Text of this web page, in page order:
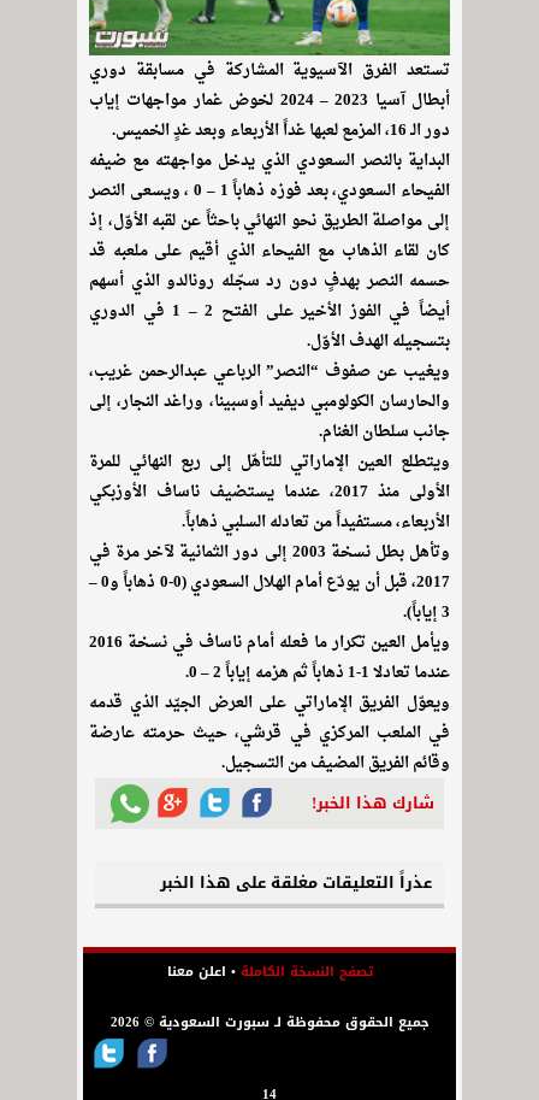
تستعد الفرق الآسيوية المشاركة في مسابقة دوري
أبطال آسيا 2023 – 2024 لخوض غمار مواجهات إياب
دور الـ 16، المزمع لعبها غداً الأربعاء وبعد غدٍ الخميس.
البداية بالنصر السعودي الذي يدخل مواجهته مع ضيفه
الفيحاء السعودي، بعد فوزه ذهاباً 1 – 0 ، ويسعى النصر
إلى مواصلة الطريق نحو النهائي باحثاً عن لقبه الأوّل، إذ
كان لقاء الذهاب مع الفيحاء الذي أقيم على ملعبه قد
حسمه النصر بهدفٍ دون رد سجّله رونالدو الذي أسهم
أيضاً في الفوز الأخير على الفتح 2 – 1 في الدوري
بتسجيله الهدف الأوّل.
ويغيب عن صفوف “النصر” الرباعي عبدالرحمن غريب،
والحارسان الكولومبي ديفيد أوسبينا، وراغد النجار، إلى
جانب سلطان الغنام.
ويتطلع العين الإماراتي للتأهّل إلى ربع النهائي للمرة
الأولى منذ 2017، عندما يستضيف ناساف الأوزبكي
الأربعاء، مستفيداً من تعادله السلبي ذهاباً.
وتأهل بطل نسخة 2003 إلى دور الثمانية لآخر مرة في
2017، قبل أن يودّع أمام الهلال السعودي (0-0 ذهاباً و0 –
3 إياباً).
ويأمل العين تكرار ما فعله أمام ناساف في نسخة 2016
عندما تعادلا 1-1 ذهاباً ثم هزمه إياباً 2 – 0.
ويعوّل الفريق الإماراتي على العرض الجيّد الذي قدمه
في الملعب المركزي في قرشي، حيث حرمته عارضة
وقائم الفريق المضيف من التسجيل.
شارك هذا الخبر!
عذراً التعليقات مغلقة على هذا الخبر
تصفح النسخة الكاملة• اعلن معنا
جميع الحقوق محفوظة لـ سبورت السعودية © 2026
14